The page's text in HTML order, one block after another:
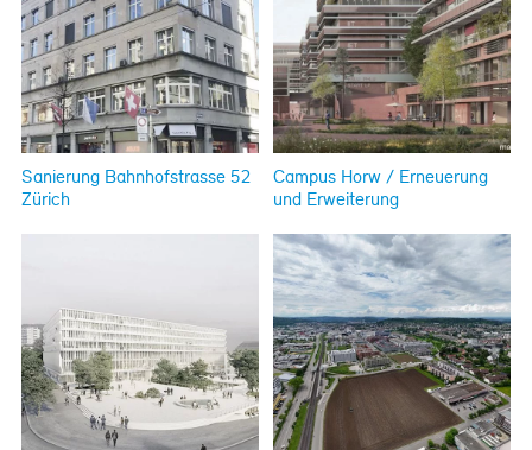
Sanierung Bahnhofstrasse 52
Zürich
Campus Horw / Erneuerung
und Erweiterung